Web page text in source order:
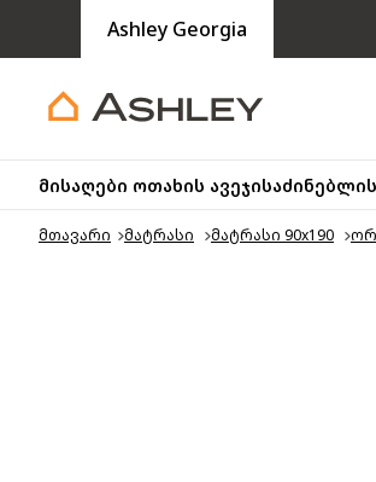
Ashley Georgia
მისაღები ოთახის ავეჯი
მთავარი მატრასი მატრასი 90x190